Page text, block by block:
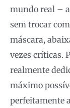
mundo real –
sem trocar
máscara,
vezes críticas.
realmente
máximo
perfeitamente